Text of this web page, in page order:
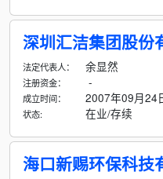
深圳汇洁集团股份
法定代表人： 余显然
注册资金： -
成立时间： 2007年09月24
状态: 在业/存续
海口新赐环保科技